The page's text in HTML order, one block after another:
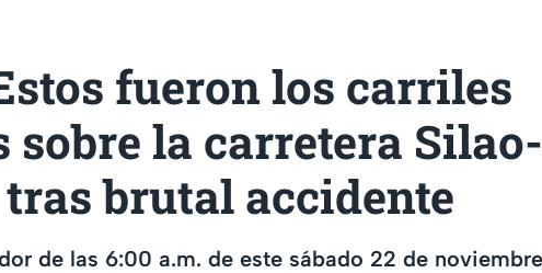
fueron los carriles
sobre la carretera Silao-
brutal accidente
de las 6:00 a.m. de este sábado 22 de